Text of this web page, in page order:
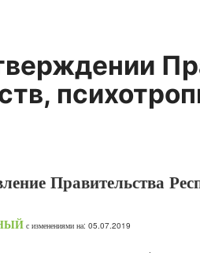
Правительства
с изменениями на: 05.07.2019